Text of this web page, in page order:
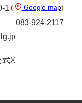
1 ( Google map)
083-924-2117
式X